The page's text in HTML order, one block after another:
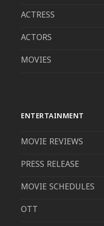
ACTRESS
ACTORS
MOVIES
ENTERTAINMENT
MOVIE REVIEWS
PRESS RELEASE
MOVIE SCHEDULES
OTT